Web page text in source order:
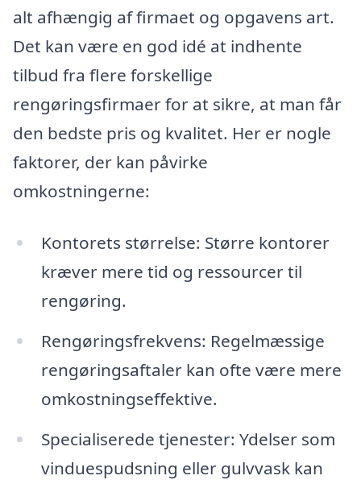
alt afhængig af firmaet og opgavens art.
Det kan være en god idé at indhente
tilbud fra flere forskellige
rengøringsfirmaer for at sikre, at man får
den bedste pris og kvalitet. Her er nogle
faktorer, der kan påvirke
omkostningerne:
Kontorets størrelse: Større kontorer
kræver mere tid og ressourcer til
rengøring.
Rengøringsfrekvens: Regelmæssige
rengøringsaftaler kan ofte være mere
omkostningseffektive.
Specialiserede tjenester: Ydelser som
vinduespudsning eller gulvvask kan